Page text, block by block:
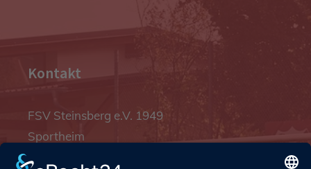
Kontakt
FSV Steinsberg e.V. 1949
Sportheim